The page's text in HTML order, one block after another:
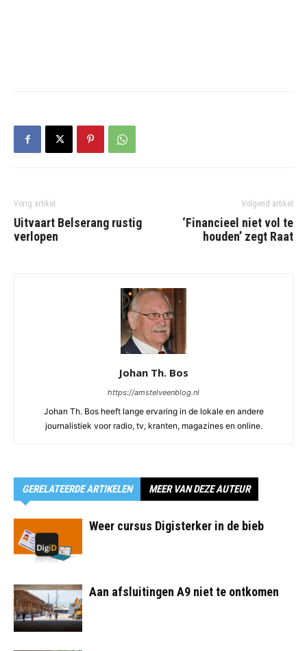
Vorig artikel
Uitvaart Belserang rustig
verlopen
Volgend artikel
‘Financieel niet vol te
houden’ zegt Raat
Johan Th. Bos
https://amstelveenblog.nl
Johan Th. Bos heeft lange ervaring in de lokale en andere
journalistiek voor radio, tv, kranten, magazines en online.
GERELATEERDE ARTIKELEN MEER VAN DEZE AUTEUR
Weer cursus Digisterker in de bieb
Aan afsluitingen A9 niet te ontkomen